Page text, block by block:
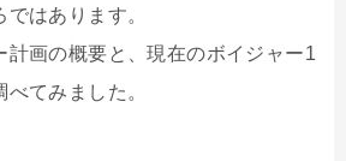
はあります。
計画の概要と、現在のボイジャー1
てみました。